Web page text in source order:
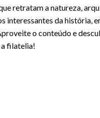
retratam a natureza,
interessantes da história,
o conteúdo e
filatelia!